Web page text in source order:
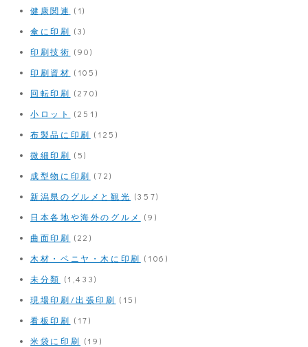
健康関連 (1)
傘に印刷 (3)
印刷技術 (90)
印刷資材 (105)
回転印刷 (270)
小ロット
(251)
布製品に印刷 (125)
微細印刷 (5)
成型物に印刷 (72)
新潟県のグルメと観光 (357)
日本各地や海外のグルメ
(9)
曲面印刷 (22)
木材・ベニヤ・木に印刷 (106)
未分類 (1,433)
現場印刷/出張印刷 (15)
看板印刷 (17)
米袋に印刷 (19)